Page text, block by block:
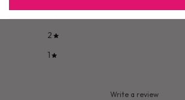
2
1
Write a review